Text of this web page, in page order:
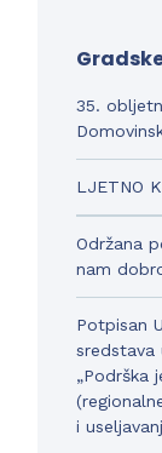
35.
LJETNO
Održana
nam
Potpisan
sredstava
„Podrška
i